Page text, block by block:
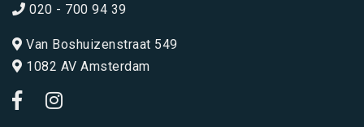
020 - 700 94 39
Van Boshuizenstraat 549
1082 AV Amsterdam